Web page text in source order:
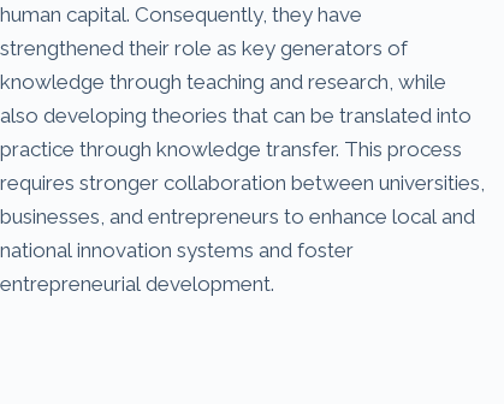
human capital. Consequently, they have
strengthened their role as key generators of
knowledge through teaching and research, while
also developing theories that can be translated into
practice through knowledge transfer. This process
requires stronger collaboration between universities,
businesses, and entrepreneurs to enhance local and
national innovation systems and foster
entrepreneurial development.